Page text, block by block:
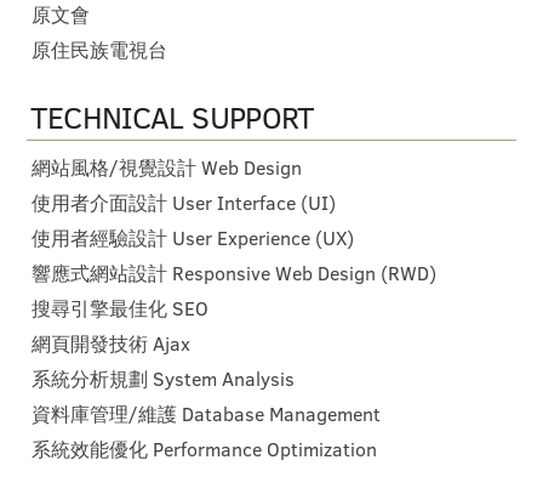
原文會
原住民族電視台
TECHNICAL SUPPORT
網站風格/視覺設計 Web Design
使用者介面設計 User Interface (UI)
使用者經驗設計 User Experience (UX)
響應式網站設計 Responsive Web Design (RWD)
搜尋引擎最佳化 SEO
網頁開發技術 Ajax
系統分析規劃 System Analysis
資料庫管理/維護 Database Management
系統效能優化 Performance Optimization